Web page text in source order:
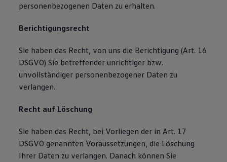
personenbezogenen Daten zu erhalten.
Berichtigungsrecht
Sie haben das Recht, von uns die Berichtigung (Art. 16
DSGVO) Sie betreffender unrichtiger bzw.
unvollständiger personenbezogener Daten zu
verlangen.
Recht auf Löschung
Sie haben das Recht, bei Vorliegen der in Art. 17
DSGVO genannten Voraussetzungen, die Löschung
Ihrer Daten zu verlangen. Danach können Sie